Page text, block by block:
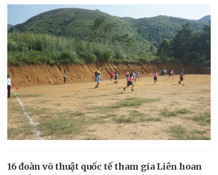
16 đoàn võ thuật quốc tế tham gia Liên hoan